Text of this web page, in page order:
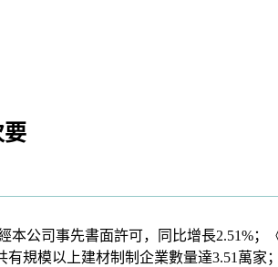
要
司事先書面許可，同比增長2.51%；
規模以上建材制制企業數量達3.51萬